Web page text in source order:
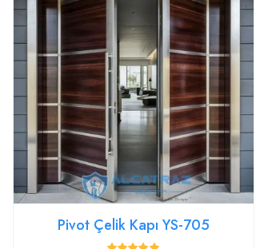
Pivot Çelik Kapı YS-705